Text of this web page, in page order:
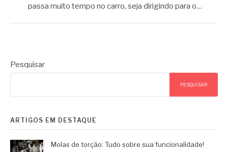
passa muito tempo no carro, seja dirigindo para o…
Pesquisar
PESQUISAR
ARTIGOS EM DESTAQUE
Molas de torção: Tudo sobre sua funcionalidade!